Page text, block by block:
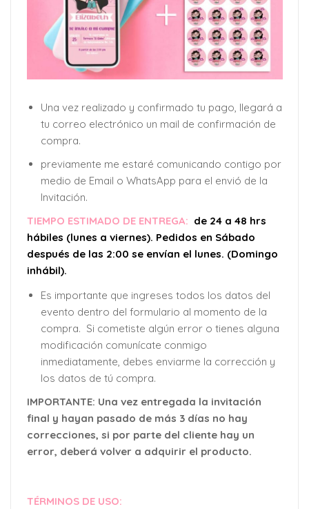
Una vez realizado y confirmado tu pago, llegará a
tu correo electrónico un mail de confirmación de
compra.
previamente me estaré comunicando contigo por
medio de Email o WhatsApp para el envió de la
Invitación.
TIEMPO ESTIMADO DE ENTREGA: de 24 a 48 hrs
hábiles (lunes a viernes). Pedidos en Sábado
después de las 2:00 se envían el lunes. (Domingo
inhábil).
Es importante que ingreses todos los datos del
evento dentro del formulario al momento de la
compra. Si cometiste algún error o tienes alguna
modificación comunícate conmigo
inmediatamente, debes enviarme la corrección y
los datos de tú compra.
IMPORTANTE: Una vez entregada la invitación
final y hayan pasado de más 3 días no hay
correcciones, si por parte del cliente hay un
error, deberá volver a adquirir el producto.
TÉRMINOS DE USO: